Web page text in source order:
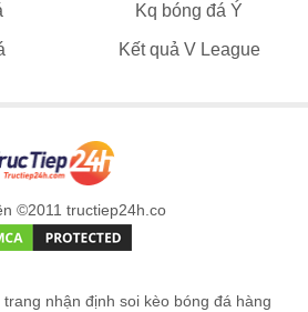
Kq bóng đá Ý
Kết quả V League
©2011 tructiep24h.co
nhận định soi kèo bóng đá hàng